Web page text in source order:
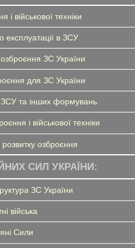
і військової техніки
в ЗСУ
ЗС України
для ЗС України
та інших формувань
і військової техніки
озброєння
СИЛ УКРАЇНИ:
ЗС України
війська
Сили